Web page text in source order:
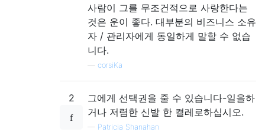
사람이 그를 무조건적으로 사랑한다는
것은 운이 좋다. 대부분의 비즈니스 소유
자 / 관리자에게 동일하게 말할 수 없습
니다.
corsiKa
2
그에게 선택권을 줄 수 있습니다-일을하
거나 저렴한 신발 한 켤레로하십시오.
— Patricia Shanahan